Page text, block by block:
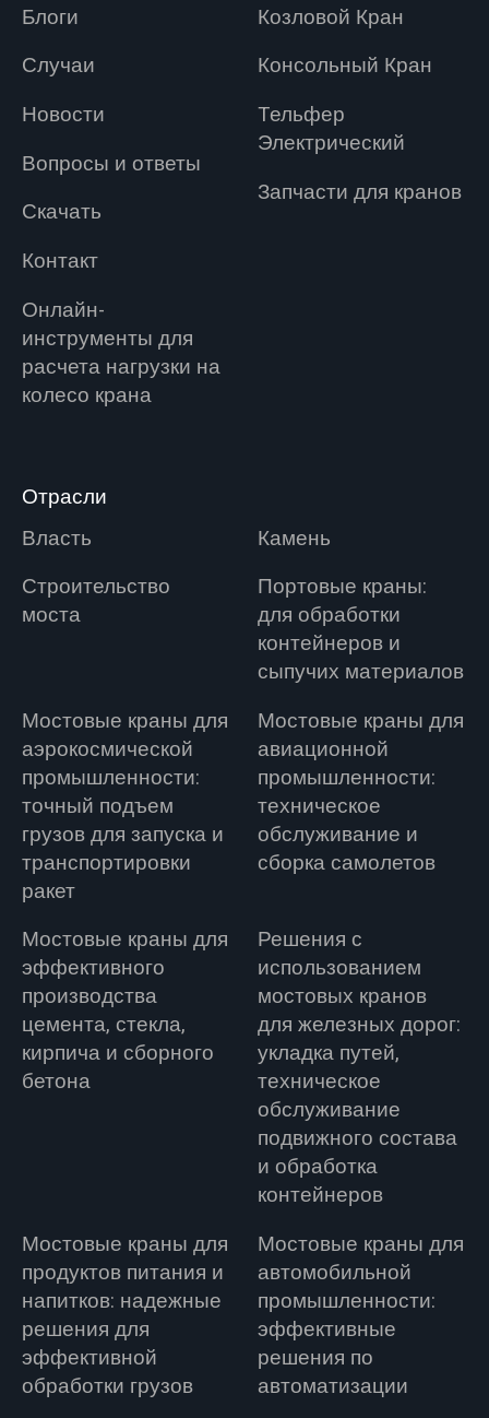
Блоги
Случаи
Новости
Вопросы и ответы
Скачать
Контакт
Онлайн-
инструменты для
расчета нагрузки на
колесо крана
Козловой Кран
Консольный Кран
Tельфер
Электрический
Запчасти для кранов
Отрасли
Власть
Камень
Строительство
моста
Портовые краны:
для обработки
контейнеров и
сыпучих материалов
Мостовые краны для
аэрокосмической
промышленности:
точный подъем
грузов для запуска и
транспортировки
ракет
Мостовые краны для
авиационной
промышленности:
техническое
обслуживание и
сборка самолетов
Мостовые краны для
эффективного
производства
цемента, стекла,
кирпича и сборного
бетона
Решения с
использованием
мостовых кранов
для железных дорог:
укладка путей,
техническое
обслуживание
подвижного состава
и обработка
контейнеров
Мостовые краны для
продуктов питания и
напитков: надежные
решения для
эффективной
обработки грузов
Мостовые краны для
автомобильной
промышленности:
эффективные
решения по
автоматизации